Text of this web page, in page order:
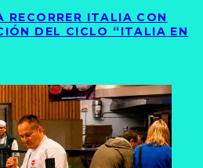
RECORRER ITALIA CON
DEL CICLO “ITALIA EN